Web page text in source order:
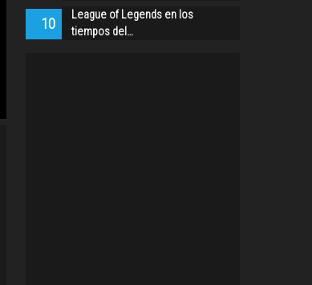
10
League of Legends en los
tiempos del…